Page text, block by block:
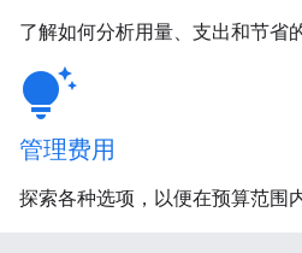
了解如何分析用量、支出和节省
tips_and_updates
管理费用
探索各种选项，以便在预算范围